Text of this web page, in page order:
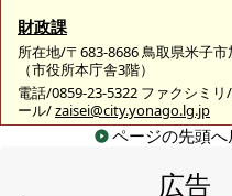
財政課
所在地/〒683-8686 鳥取県米子
（市役所本庁舎3階）
電話/0859-23-5322 ファクシミリ
ール/zaisei@city.yonago.lg.jp
ページの先頭へ
広告